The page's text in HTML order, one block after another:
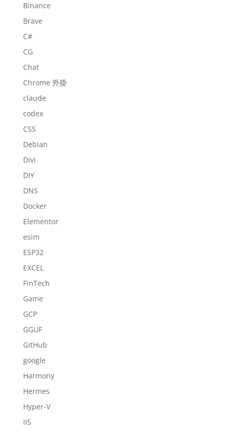
Binance
Brave
C#
CG
Chat
Chrome 外掛
claude
codex
CSS
Debian
Divi
DIY
DNS
Docker
Elementor
esim
ESP32
EXCEL
FinTech
Game
GCP
GGUF
GitHub
google
Harmony
Hermes
Hyper-V
IIS